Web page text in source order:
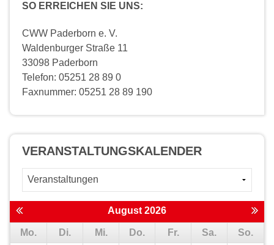
SO ERREICHEN SIE UNS:
CWW Paderborn e. V.
Waldenburger Straße 11
33098 Paderborn
Telefon: 05251 28 89 0
Faxnummer: 05251 28 89 190
VERANSTALTUNGS­KALENDER
August 2026
Mo. Di. Mi. Do. Fr. Sa.
So.